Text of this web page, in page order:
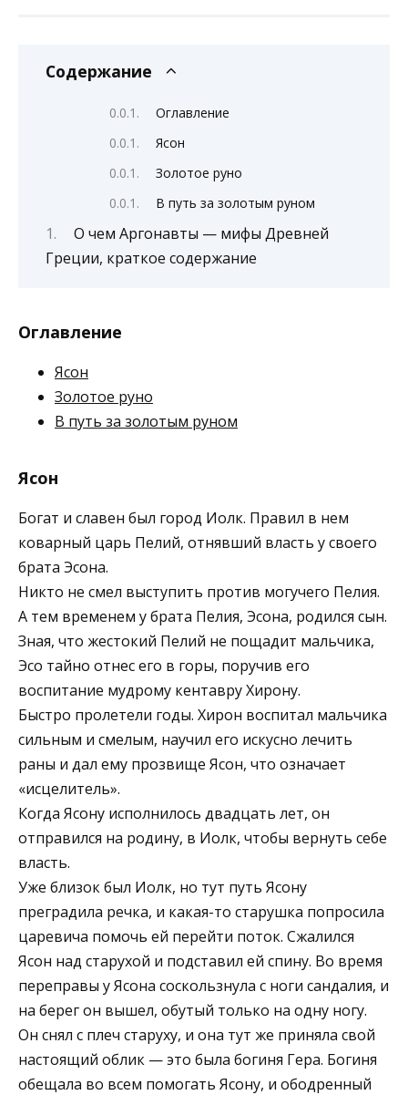
Содержание
Оглавление
Ясон
Золотое руно
В путь за золотым руном
О чем Аргонавты — мифы Древней
Греции, краткое содержание
Оглавление
Ясон
Золотое руно
В путь за золотым руном
Ясон
Богат и славен был город Иолк. Правил в нем
коварный царь Пелий, отнявший власть у своего
брата Эсона.
Никто не смел выступить против могучего Пелия.
А тем временем у брата Пелия, Эсона, родился сын.
Зная, что жестокий Пелий не пощадит мальчика,
Эсо тайно отнес его в горы, поручив его
воспитание мудрому кентавру Хирону.
Быстро пролетели годы. Хирон воспитал мальчика
сильным и смелым, научил его искусно лечить
раны и дал ему прозвище Ясон, что означает
«исцелитель».
Когда Ясону ис­полнилось двадцать лет, он
отправился на родину, в Иолк, чтобы вернуть себе
власть.
Уже близок был Иолк, но тут путь Ясону
преградила речка, и какая-то старушка попросила
царевича помочь ей перейти поток. Сжалился
Ясон над старухой и подста­вил ей спину. Во время
пере­правы у Ясона соскользнула с ноги сандалия, и
на берег он вышел, обутый только на одну ногу.
Он снял с плеч старуху, и она тут же приня­ла свой
настоящий облик — это была богиня Гера. Боги­ня
обещала во всем помогать Ясону, и ободренный